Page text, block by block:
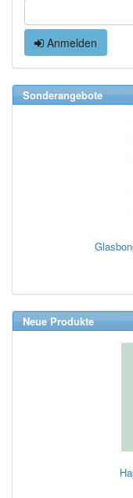
Anmelden
Sonderangebote
Neue Produkte